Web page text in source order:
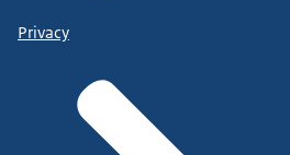
Privacy